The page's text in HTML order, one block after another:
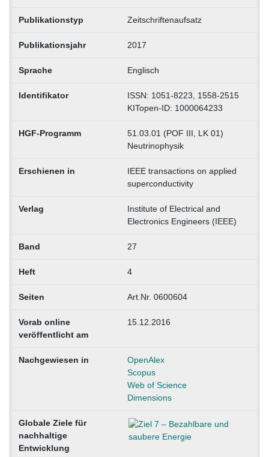
Publikationstyp Zeitschriftenaufsatz
Publikationsjahr 2017
Sprache Englisch
Identifikator
ISSN: 1051-8223, 1558-2515
KITopen-ID: 1000064233
HGF-Programm
51.03.01 (POF III, LK 01)
Neutrinophysik
Erschienen in
IEEE transactions on applied
superconductivity
Verlag
Institute of Electrical and
Electronics Engineers (IEEE)
Band 27
Heft 4
Seiten Art.Nr. 0600604
Vorab online
veröffentlicht am
15.12.2016
Nachgewiesen in
OpenAlex
Scopus
Web of Science
Dimensions
Globale Ziele für
nachhaltige
Entwicklung